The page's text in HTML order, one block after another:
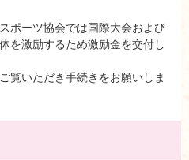
ポーツ協会では国際大会および
を激励するため激励金を交付し
覧いただき手続きをお願いしま